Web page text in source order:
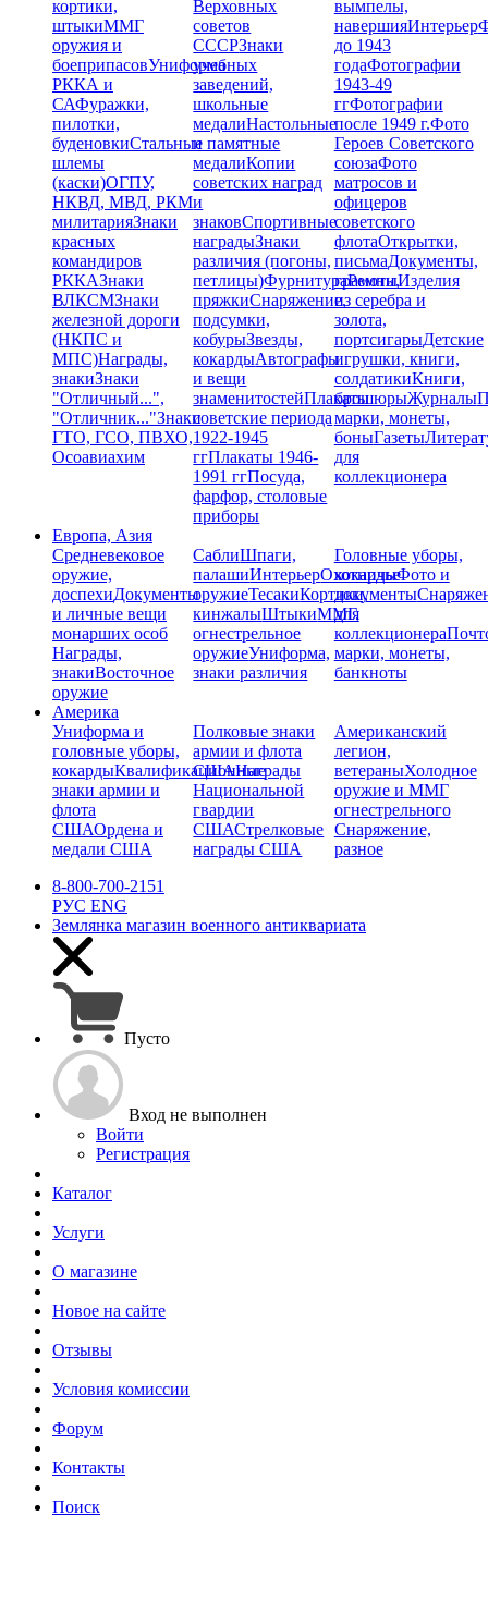
кортики,
штыкиММГ
оружия и
боеприпасовУниформа
РККА и
САФуражки,
пилотки,
буденовкиСтальные
шлемы
(каски)ОГПУ,
НКВД, МВД, РКМ
милитарияЗнаки
красных
командиров
РККАЗнаки
ВЛКСМЗнаки
железной дороги
(НКПС и
МПС)Награды,
знакиЗнаки
"Отличный...",
"Отличник..."Знаки
ГТО, ГСО, ПВХО,
Осоавиахим
Верховных
советов
СССРЗнаки
учебных
заведений,
школьные
медалиНастольные
и памятные
медалиКопии
советских наград
и
знаковСпортивные
наградыЗнаки
различия (погоны,
петлицы)ФурнитураРемни,
пряжкиСнаряжение,
подсумки,
кобурыЗвезды,
кокардыАвтографы
и вещи
знаменитостейПлакаты
советские периода
1922-1945
ггПлакаты 1946-
1991 ггПосуда,
фарфор, столовые
приборы
вымпелы,
навершияИнтерьер
до 1943
годаФотографии
1943-49
ггФотографии
после 1949 г.Фото
Героев Советского
союзаФото
матросов и
офицеров
советского
флотаОткрытки,
письмаДокументы,
грамотыИзделия
из серебра и
золота,
портсигарыДетские
игрушки, книги,
солдатикиКниги,
брошюрыЖурналы
марки, монеты,
боныГазеты
для
коллекционера
Европа, Азия
Средневековое
оружие,
доспехиДокументы
и личные вещи
монарших особ
Награды,
знакиВосточное
оружие
СаблиШпаги,
палашиИнтерьерОхотничье
оружиеТесакиКортики,
кинжалыШтыкиММГ,
огнестрельное
оружиеУниформа,
знаки различия
Головные уборы,
кокардыФото и
документы
для
коллекционера
марки, монеты,
банкноты
Америка
Униформа и
головные уборы,
кокардыКвалификационные
знаки армии и
флота
СШАОрдена и
медали США
Полковые знаки
армии и флота
СШАНаграды
Национальной
гвардии
СШАСтрелковые
награды США
Американский
легион,
ветераныХолодное
оружие и ММГ
огнестрельного
Снаряжение,
разное
8-800-700-2151
РУС ENG
Землянка магазин военного антиквариата
Пусто
Вход не выполнен
Войти
Регистрация
Каталог
Услуги
О магазине
Новое на сайте
Отзывы
Условия комиссии
Форум
Контакты
Поиск